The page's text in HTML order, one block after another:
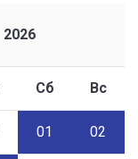
2026
Сб Вс
01 02